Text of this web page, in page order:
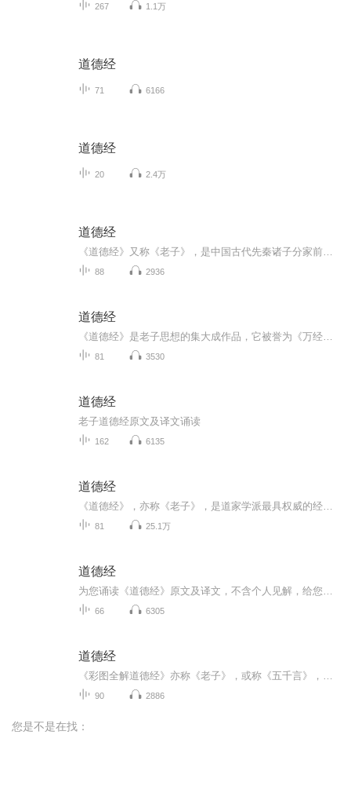
267 1.1万
道德经
71 6166
道德经
20 2.4万
道德经
88 2936
道德经
81 3530
道德经
老子道德经原文及译文诵读
162 6135
道德经
81 25.1万
道德经
66 6305
道德经
90 2886
您是不是在找：